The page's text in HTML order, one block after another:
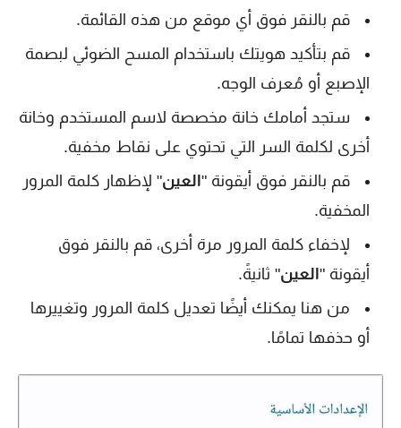
قم بالنقر فوق أي موقع من هذه القائمة.
قم بتأكيد هويتك باستخدام المسح الضوئي لبصمة
الإصبع أو مُعرف الوجه.
ستجد أمامك خانة مخصصة لاسم المستخدم وخانة
أخرى لكلمة السر التي تحتوي على نقاط مخفية.
قم بالنقر فوق أيقونة "العين" لإظهار كلمة المرور
المخفية.
لإخفاء كلمة المرور مرة أخرى، قم بالنقر فوق
أيقونة "العين" ثانيةً.
من هنا يمكنك أيضًا تعديل كلمة المرور وتغييرها
أو حذفها تمامًا.